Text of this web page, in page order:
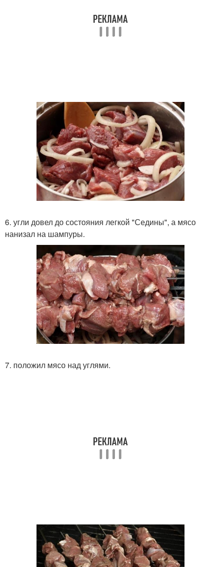
6. угли довел до состояния легкой "Седины", а мясо
нанизал на шампуры.
7. положил мясо над углями.